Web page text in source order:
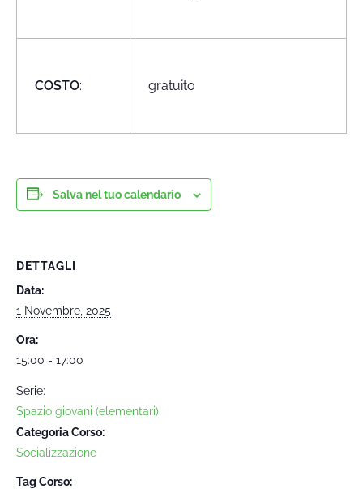
COSTO: gratuito
Salva nel tuo calendario
DETTAGLI
Data:
1 Novembre, 2025
Ora:
15:00 - 17:00
Serie:
Spazio giovani (elementari)
Categoria Corso:
Socializzazione
Tag Corso: